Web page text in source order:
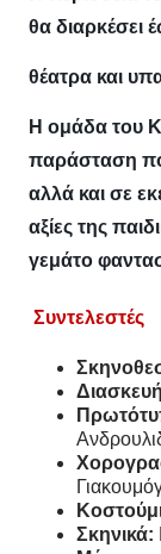
θα διαρκέσει
θέατρα και
Η ομάδα του
παράσταση
αλλά και σε
αξίες της
γεμάτο
Συντελεστές
Σκηνικά: